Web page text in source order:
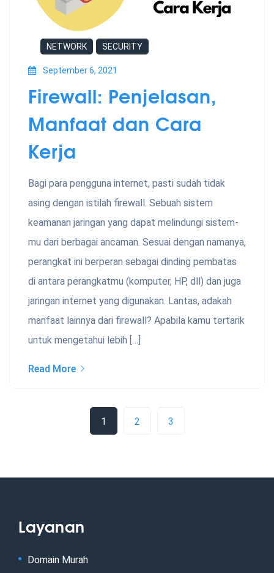
NETWORK SECURITY
September 6, 2021
Firewall: Penjelasan,
Manfaat dan Cara
Kerja
Bagi para pengguna internet, pasti sudah tidak
asing dengan istilah firewall. Sebuah sistem
keamanan jaringan yang dapat melindungi sistem-
mu dari berbagai ancaman. Sesuai dengan namanya,
perangkat ini berperan sebagai dinding pembatas
di antara perangkatmu (komputer, HP, dll) dan juga
jaringan internet yang digunakan. Lantas, adakah
manfaat lainnya dari firewall? Apabila kamu tertarik
untuk mengetahui lebih […]
Read More
1 2 3
Layanan
Domain Murah